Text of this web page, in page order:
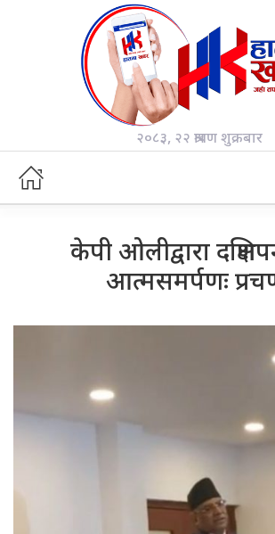
२०८३, २२ श्रावण शुक्रबार
केपी ओलीद्वारा
आत्मसमर्पणः